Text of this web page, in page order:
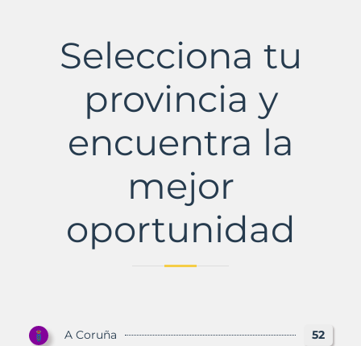
MurbalandsSelecciona tu
provincia y
encuentra la
mejor
oportunidad
A Coruña 52